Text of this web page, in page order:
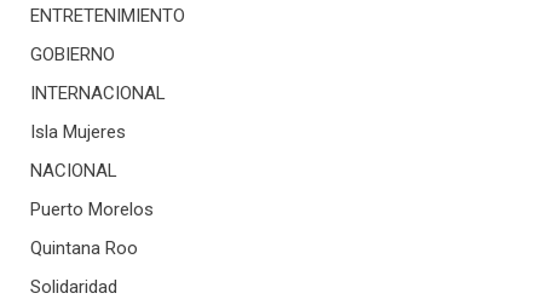
ENTRETENIMIENTO
GOBIERNO
INTERNACIONAL
Isla Mujeres
NACIONAL
Puerto Morelos
Quintana Roo
Solidaridad